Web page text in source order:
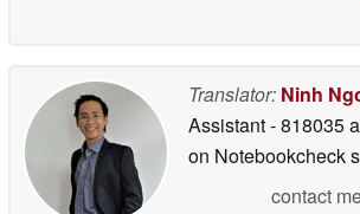
Translator: Ninh
Assistant- 818035
on Notebookcheck
contact